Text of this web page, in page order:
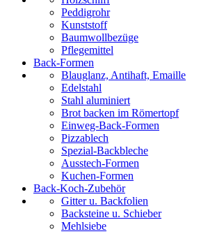
Peddigrohr
Kunststoff
Baumwollbezüge
Pflegemittel
Back-Formen
Blauglanz, Antihaft, Emaille
Edelstahl
Stahl aluminiert
Brot backen im Römertopf
Einweg-Back-Formen
Pizzablech
Spezial-Backbleche
Ausstech-Formen
Kuchen-Formen
Back-Koch-Zubehör
Gitter u. Backfolien
Backsteine u. Schieber
Mehlsiebe